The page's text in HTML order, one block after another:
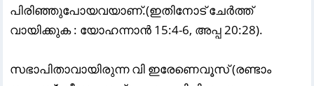
പിരിഞ്ഞുപോയവയാണ്.(ഇതിനോട് ചേർത്ത്
വായിക്കുക : യോഹന്നാൻ 15:4-6, അപ്പ 20:28).
സഭാപിതാവായിരുന്ന വി ഇരേണെവൂസ് (രണ്ടാം